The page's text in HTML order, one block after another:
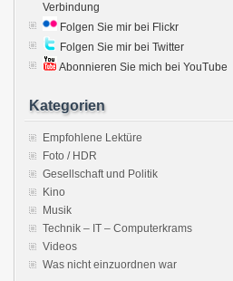
Verbindung
Folgen Sie mir bei Flickr
Folgen Sie mir bei Twitter
Abonnieren Sie mich bei YouTube
Kategorien
Empfohlene Lektüre
Foto / HDR
Gesellschaft und Politik
Kino
Musik
Technik – IT – Computerkrams
Videos
Was nicht einzuordnen war